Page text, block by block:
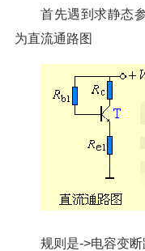
首先遇到求静态
为直流通路图
规则是->电容变